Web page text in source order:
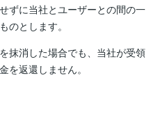
ずに当社とユーザーとの間の一
のとします。
抹消した場合でも、当社が受領
を返還しません。